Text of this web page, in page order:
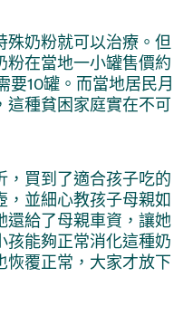
殊奶粉就可以治療。但
粉在當地一小罐售價約
要10罐。而當地居民月
這種貧困家庭實在不可
，買到了適合孩子吃的
，並細心教孩子母親如
還給了母親車資，讓她
孩能夠正常消化這種奶
恢覆正常，大家才放下